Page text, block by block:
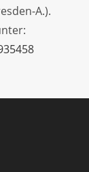
A.).